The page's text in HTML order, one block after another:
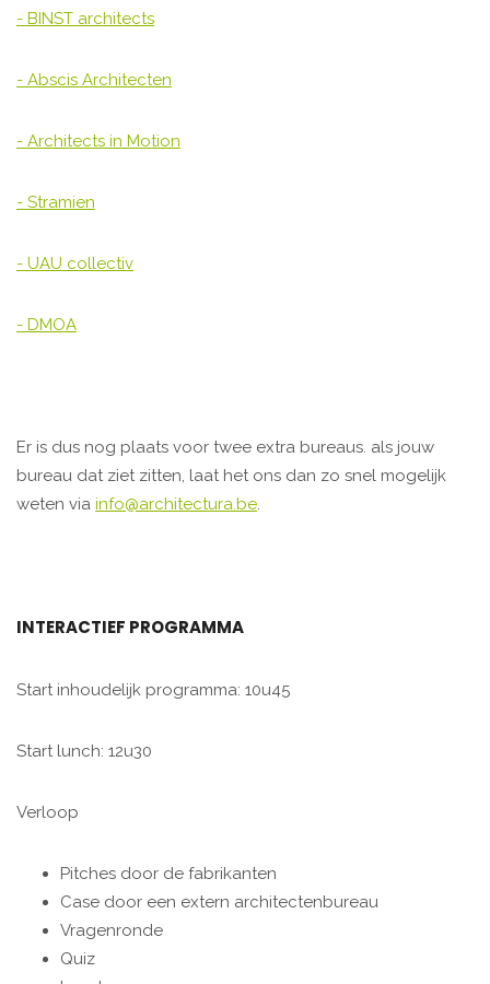
- BINST architects
- Abscis Architecten
- Architects in Motion
- Stramien
- UAU collectiv
- DMOA
Er is dus nog plaats voor twee extra bureaus. als jouw
bureau dat ziet zitten, laat het ons dan zo snel mogelijk
weten via info@architectura.be.
INTERACTIEF PROGRAMMA
Start inhoudelijk programma: 10u45
Start lunch: 12u30
Verloop
Pitches door de fabrikanten
Case door een extern architectenbureau
Vragenronde
Quiz